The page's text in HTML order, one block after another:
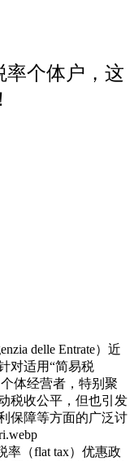
率个体户，这
delle Entrate）近
对适用“简易税
体经营者，特别聚
税收公平，但也引发
保障等方面的广泛讨
率（flat tax）优惠政